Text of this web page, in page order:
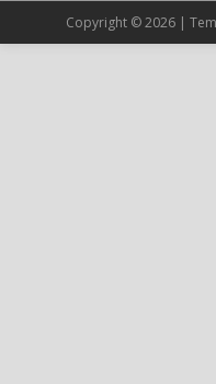
Copyright © 2026 |